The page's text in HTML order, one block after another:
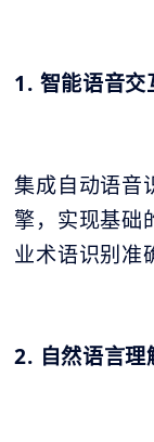
1. 智能语音交
集成自动语音
擎，实现基础
业术语识别准
2. 自然语言理